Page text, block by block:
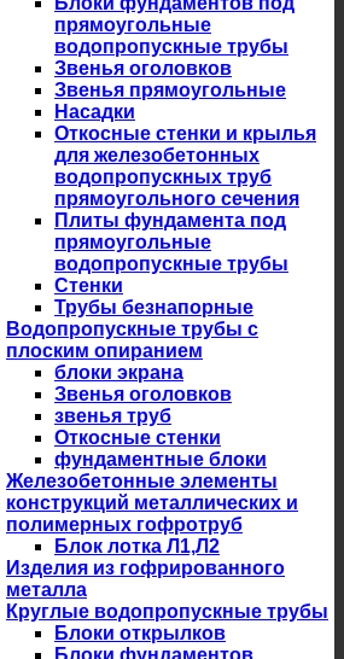
прямоугольные
водопропускные трубы
Звенья оголовков
Звенья прямоугольные
Насадки
Откосные стенки и крылья
для железобетонных
водопропускных труб
прямоугольного сечения
Плиты фундамента под
прямоугольные
водопропускные трубы
Стенки
Трубы безнапорные
Водопропускные трубы с
плоским опиранием
блоки экрана
Звенья оголовков
звенья труб
Откосные стенки
фундаментные блоки
Железобетонные элементы
конструкций металлических и
полимерных гофротруб
Блок лотка Л1,Л2
Изделия из гофрированного
металла
Круглые водопропускные трубы
Блоки открылков
Блоки фундаментов